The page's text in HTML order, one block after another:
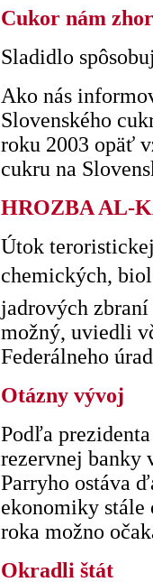
Cukor nám
Sladidlo
Ako nás
Slovenského
roku 2003 opäť
cukru na
HROZBA AL-
Útok
chemických,
jadrových
možný, uviedli
Federálneho
Otázny vývoj
Podľa
rezervnej banky
Parryho ostáva
ekonomiky stále
roka možno
Okradli štát